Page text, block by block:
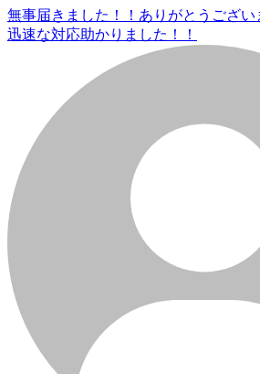
無事届きました！！ありがとうござい
迅速な対応助かりました！！